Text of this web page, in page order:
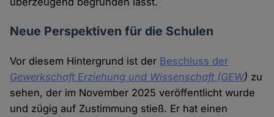
Neue Perspektiven für die Schulen
Vor diesem Hintergrund ist der Beschluss der
Gewerkschaft Erziehung und Wissenschaft (GEW) zu
sehen, der im November 2025 veröffentlicht wurde
und zügig auf Zustimmung stieß. Er hat einen